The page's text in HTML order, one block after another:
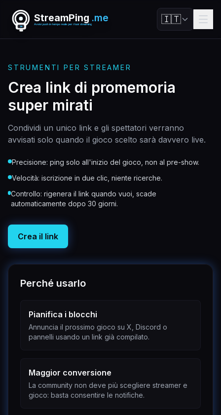
StreamPing .me
Avvisi push in tempo reale per i tuoi streaming 🇮🇹
STRUMENTI PER STREAMER
Crea link di promemoria
super mirati
Condividi un unico link e gli spettatori verranno
avvisati solo quando il gioco scelto sarà davvero live.
Precisione: ping solo all'inizio del gioco, non al pre-show.
Velocità: iscrizione in due clic, niente ricerche.
Controllo: rigenera il link quando vuoi, scade
automaticamente dopo 30 giorni.
Crea il link
Perché usarlo
Pianifica i blocchi
Annuncia il prossimo gioco su X, Discord o
pannelli usando un link già compilato.
Maggior conversione
La community non deve più scegliere streamer e
gioco: basta consentire le notifiche.